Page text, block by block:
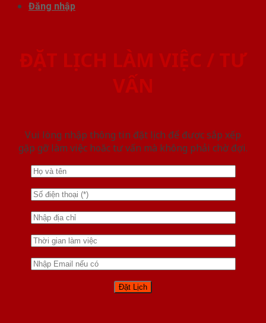
Đăng nhập
ĐẶT LỊCH LÀM VIỆC / TƯ
VẤN
Vui lòng nhập thông tin đặt lịch để được sắp xếp
gặp gỡ làm việc hoăc tư vấn mà không phải chờ đợi.